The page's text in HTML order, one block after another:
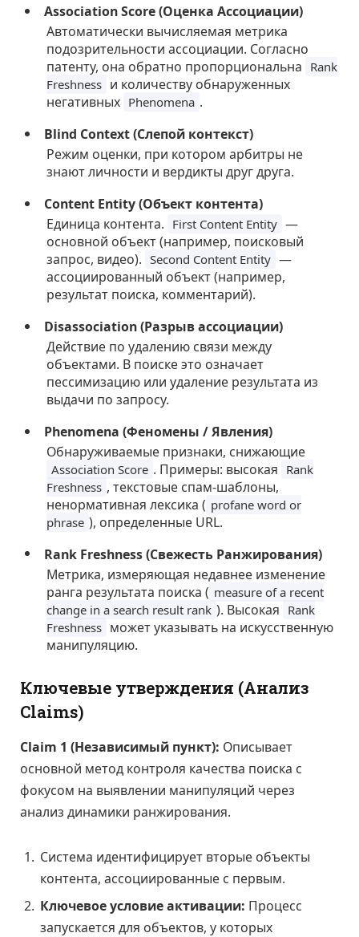
Association Score (Оценка Ассоциации)
Автоматически вычисляемая метрика
подозрительности ассоциации. Согласно
патенту, она обратно пропорциональна Rank
Freshness и количеству обнаруженных
негативных Phenomena .
Blind Context (Слепой контекст)
Режим оценки, при котором арбитры не
знают личности и вердикты друг друга.
Content Entity (Объект контента)
Единица контента. First Content Entity —
основной объект (например, поисковый
запрос, видео). Second Content Entity —
ассоциированный объект (например,
результат поиска, комментарий).
Disassociation (Разрыв ассоциации)
Действие по удалению связи между
объектами. В поиске это означает
пессимизацию или удаление результата из
выдачи по запросу.
Phenomena (Феномены / Явления)
Обнаруживаемые признаки, снижающие
Association Score . Примеры: высокая Rank
Freshness , текстовые спам-шаблоны,
ненормативная лексика ( profane word or
phrase ), определенные URL.
Rank Freshness (Свежесть Ранжирования)
Метрика, измеряющая недавнее изменение
ранга результата поиска ( measure of a recent
change in a search result rank ). Высокая Rank
Freshness может указывать на искусственную
манипуляцию.
Ключевые утверждения (Анализ
Claims)
Claim 1 (Независимый пункт): Описывает
основной метод контроля качества поиска с
фокусом на выявлении манипуляций через
анализ динамики ранжирования.
Система идентифицирует вторые объекты
контента, ассоциированные с первым.
Ключевое условие активации: Процесс
запускается для объектов, у которых